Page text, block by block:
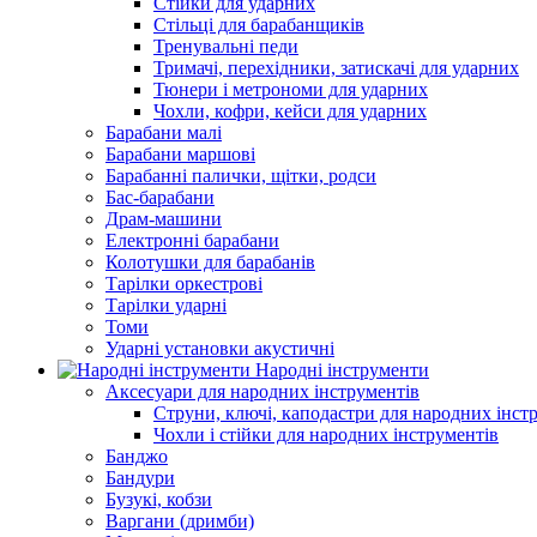
Стільці для барабанщиків
Тренувальні педи
Тримачі, перехідники, затискачі для ударних
Тюнери і метрономи для ударних
Чохли, кофри, кейси для ударних
Барабани малі
Барабани маршові
Барабанні палички, щітки, родси
Бас-барабани
Драм-машини
Електронні барабани
Колотушки для барабанів
Тарілки оркестрові
Тарілки ударні
Томи
Ударні установки акустичні
Народні інструменти
Аксесуари для народних інструментів
Струни, ключі, каподастри для народних
Чохли і стійки для народних інструментів
Банджо
Бандури
Бузукі, кобзи
Варгани (дримби)